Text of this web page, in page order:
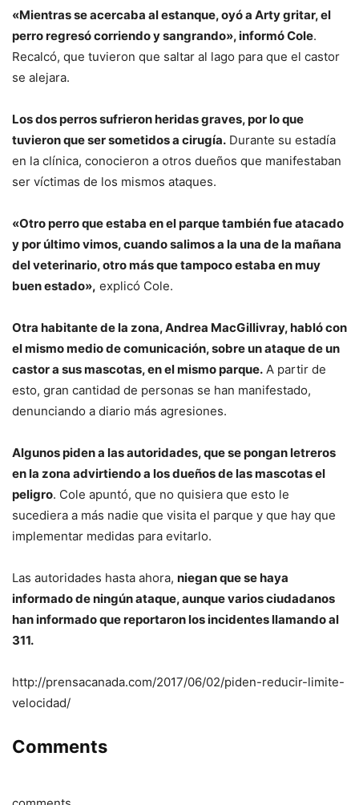
«Mientras se acercaba al estanque, oyó a Arty gritar, el
perro regresó corriendo y sangrando», informó Cole.
Recalcó, que tuvieron que saltar al lago para que el castor
se alejara.
Los dos perros sufrieron heridas graves, por lo que
tuvieron que ser sometidos a cirugía. Durante su estadía
en la clínica, conocieron a otros dueños que manifestaban
ser víctimas de los mismos ataques.
«Otro perro que estaba en el parque también fue atacado
y por último vimos, cuando salimos a la una de la mañana
del veterinario, otro más que tampoco estaba en muy
buen estado», explicó Cole.
Otra habitante de la zona, Andrea MacGillivray, habló con
el mismo medio de comunicación, sobre un ataque de un
castor a sus mascotas, en el mismo parque. A partir de
esto, gran cantidad de personas se han manifestado,
denunciando a diario más agresiones.
Algunos piden a las autoridades, que se pongan letreros
en la zona advirtiendo a los dueños de las mascotas el
peligro. Cole apuntó, que no quisiera que esto le
sucediera a más nadie que visita el parque y que hay que
implementar medidas para evitarlo.
Las autoridades hasta ahora, niegan que se haya
informado de ningún ataque, aunque varios ciudadanos
han informado que reportaron los incidentes llamando al
311.
http://prensacanada.com/2017/06/02/piden-reducir-limite-
velocidad/
Comments